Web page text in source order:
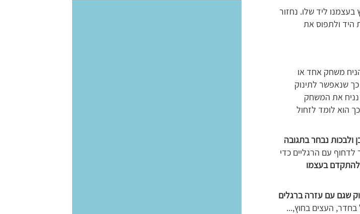
ליד שלו. נחזור
היד ולתפוס את
משחק אחד או
שנאפשר לתינוק
נניח את המשחק
הוא לומד לזחול
נבחר בתגובה
עם הרגליים כדי
להתקדם בעצמו
שגם עם עזרה ברגלים
בחדר, העצים בחוץ,...